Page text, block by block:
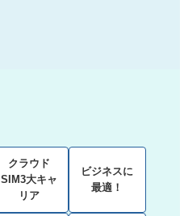
クラウド
SIM3大キャ
リア
ビジネスに
最適！